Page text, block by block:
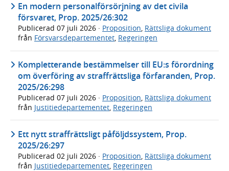
En modern personalförsörjning av det civila
försvaret, Prop. 2025/26:302
Publicerad 07 juli 2026 · Proposition, Rättsliga dokument
från Försvarsdepartementet, Regeringen
Kompletterande bestämmelser till EU:s förordning
om överföring av straffrättsliga förfaranden, Prop.
2025/26:298
Publicerad 07 juli 2026 · Proposition, Rättsliga dokument
från Justitiedepartementet, Regeringen
Ett nytt straffrättsligt påföljdssystem, Prop.
2025/26:297
Publicerad 02 juli 2026 · Proposition Rättsliga dokument
från Justitiedepartementet Regeringen